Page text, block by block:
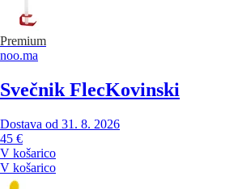
Premium
noo.ma
Svečnik FlecKovinski
Dostava od 31. 8. 2026
45 €
V košarico
V košarico